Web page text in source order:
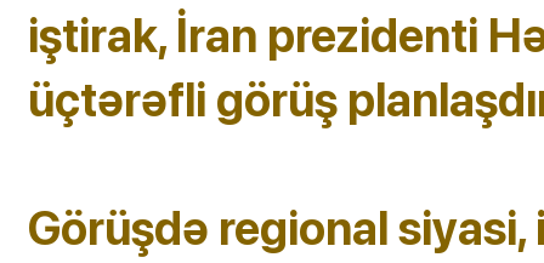
iştirak, İran prezidenti
üçtərəfli görüş
Görüşdə regional